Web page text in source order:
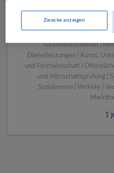
Bergheim
Bau | Beherbergung und
Energieversorgung | Finanz-
Gesundheitswesen |
Dienstleistungen | Kunst,
und Forstwirtschaft |
und Wirtschaftsprüfung |
Sozialwesen | Verkehr |
1
Zwecke anzeigen